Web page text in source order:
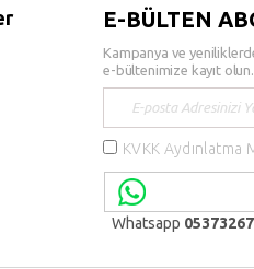
E-BÜLTEN
Kampanya ve
e-bültenimize kayıt olun.
KVKK Aydınlatma
Whatsapp